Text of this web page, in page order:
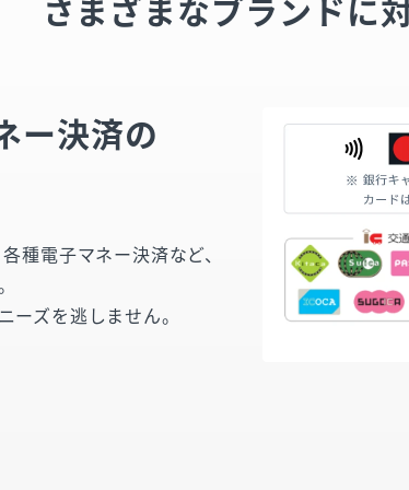
さまざまなブランドに
ー決済の
種電子マネー決済など、
ズを逃しません。